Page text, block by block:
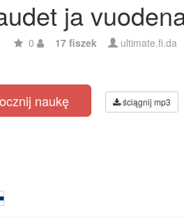
ja
0 17 fiszek ultimate.fi.da
naukę ściągnij mp3